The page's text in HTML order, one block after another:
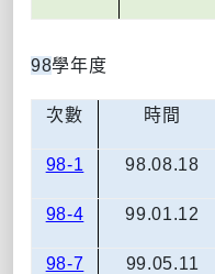
98學年度
次數 時間
98-1 98.08.18
98-4 99.01.12
98-7 99.05.11